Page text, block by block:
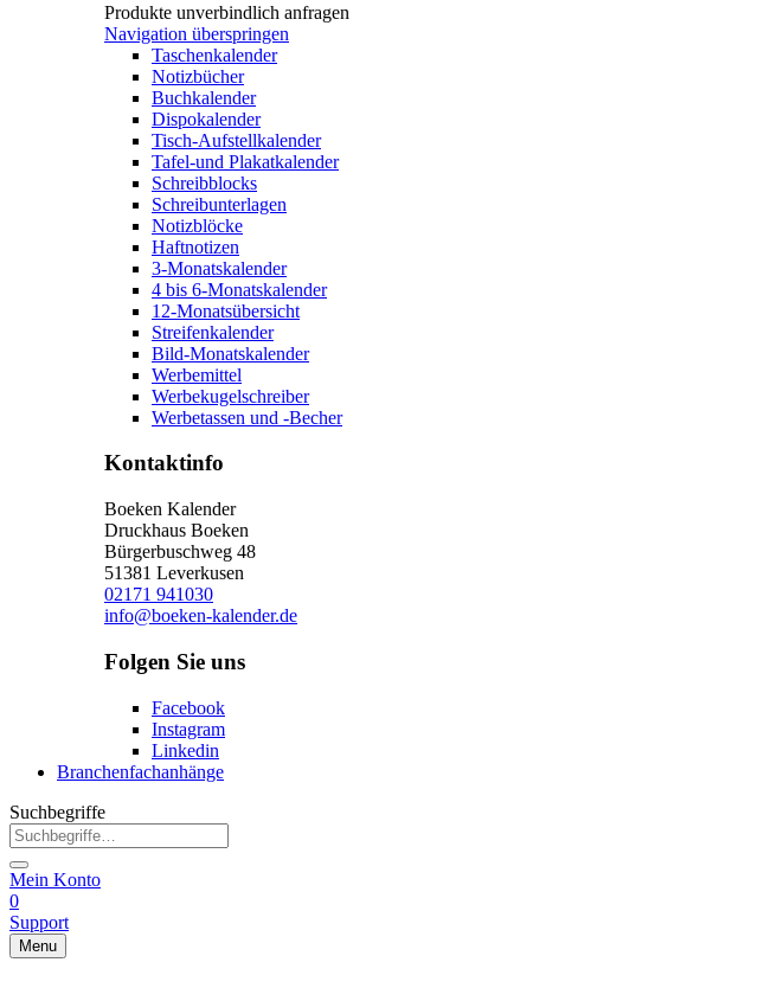
Produkte unverbindlich anfragen
Navigation überspringen
Taschenkalender
Notizbücher
Buchkalender
Dispokalender
Tisch-Aufstellkalender
Tafel-und Plakatkalender
Schreibblocks
Schreibunterlagen
Notizblöcke
Haftnotizen
3-Monatskalender
4 bis 6-Monatskalender
12-Monatsübersicht
Streifenkalender
Bild-Monatskalender
Werbemittel
Werbekugelschreiber
Werbetassen und -Becher
Kontaktinfo
Boeken Kalender
Druckhaus Boeken
Bürgerbuschweg 48
51381 Leverkusen
02171 941030
info@boeken-kalender.de
Folgen Sie uns
Facebook
Instagram
Linkedin
Branchenfachanhänge
Suchbegriffe
Mein Konto
0
Support
Menu